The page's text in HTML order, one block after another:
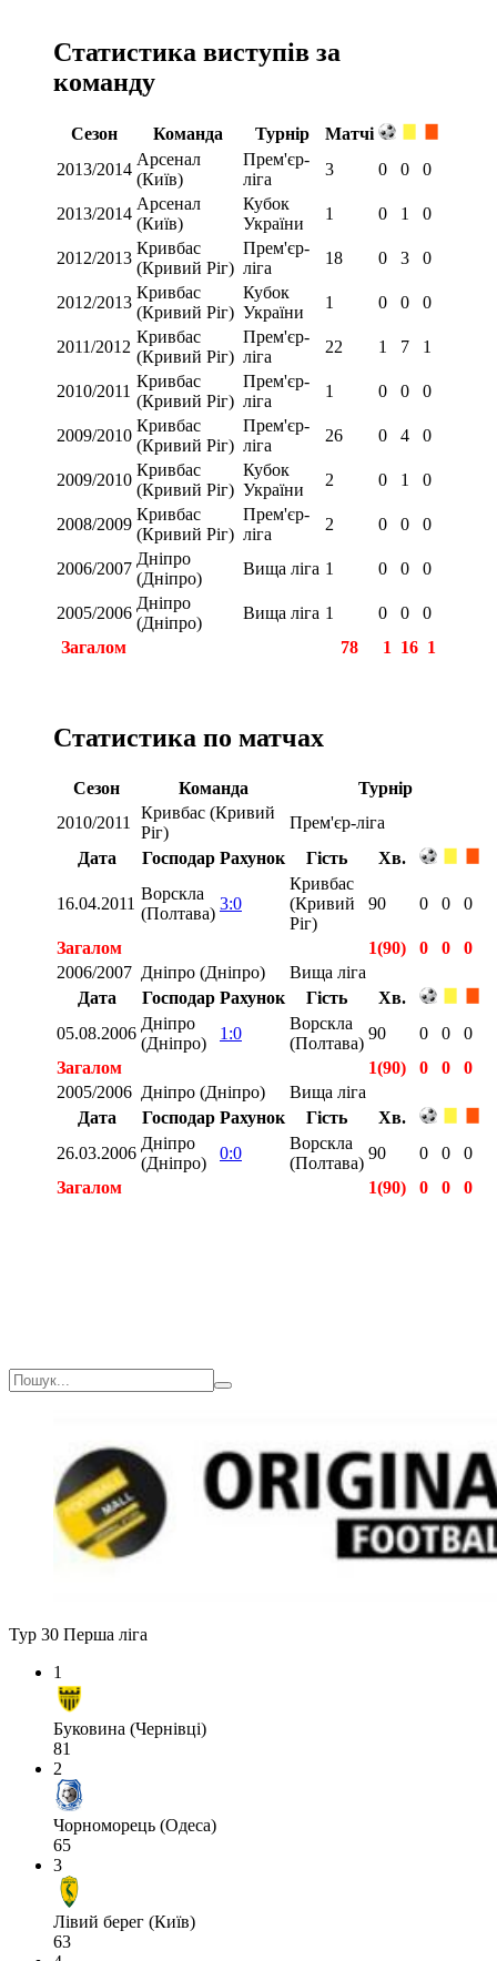
Статистика виступів за
команду
Сезон Команда Турнір
Матчі
2013/2014
Арсенал
(Київ)
Прем'єр-
ліга
3 0 0 0
2013/2014
Арсенал
(Київ)
Кубок
України
1 0 1 0
2012/2013
Кривбас
(Кривий Ріг)
Прем'єр-
ліга
18 0 3 0
2012/2013
Кривбас
(Кривий Ріг)
Кубок
України
1 0 0 0
2011/2012
Кривбас
(Кривий Ріг)
Прем'єр-
ліга
22 1 7 1
2010/2011
Кривбас
(Кривий Ріг)
Прем'єр-
ліга
1 0 0 0
2009/2010
Кривбас
(Кривий Ріг)
Прем'єр-
ліга
26 0 4 0
2009/2010
Кривбас
(Кривий Ріг)
Кубок
України
2 0 1 0
2008/2009
Кривбас
(Кривий Ріг)
Прем'єр-
ліга
2 0 0 0
2006/2007
Дніпро
(Дніпро)
Вища ліга 1 0 0 0
2005/2006
Дніпро
(Дніпро)
Вища ліга 1 0 0
0
Загалом
78 1 16 1
Статистика по матчах
Сезон Команда
Турнір
2010/2011
Кривбас (Кривий
Ріг)
Прем'єр-ліга
Дата
Господар Рахунок Гість Хв.
16.04.2011
Ворскла
(Полтава)
3:0
Кривбас
(Кривий
Ріг)
90 0 0 0
Загалом 1(90) 0 0
0
2006/2007 Дніпро (Дніпро)
Вища ліга
Дата
Господар Рахунок Гість
Хв.
05.08.2006
Дніпро
(Дніпро)
1:0
Ворскла
(Полтава)
90 0 0
0
Загалом
1(90) 0 0
0
2005/2006 Дніпро (Дніпро)
Вища ліга
Дата
Господар Рахунок Гість
Хв.
26.03.2006
Дніпро
(Дніпро)
0:0
Ворскла
(Полтава)
90 0 0
0
Загалом
1(90) 0 0
0
Тур 30 Перша ліга
1
Буковина (Чернівці)
81
2
Чорноморець (Одеса)
65
3
Лівий берег (Київ)
63